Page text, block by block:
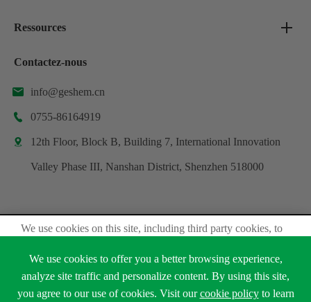
Ressources
Contactez-nous
 info@geshem.cn
 0755-86164919
 12th Floor, Block B, Building 7, International Innovation
Valley Phase III, Nanshan District, Shenzhen 518000
Droit d'auteur ©Shenzhen Geshem Technology Co., Ltd.
Tous droits réservés.
Plan du site
Politique de confidentialité
We use cookies on this site, including third party cookies, to
We use cookies to offer you a better browsing experience,
analyze site traffic and personalize content. By using this site,
you agree to our use of cookies. Visit ourcookie policyto learn